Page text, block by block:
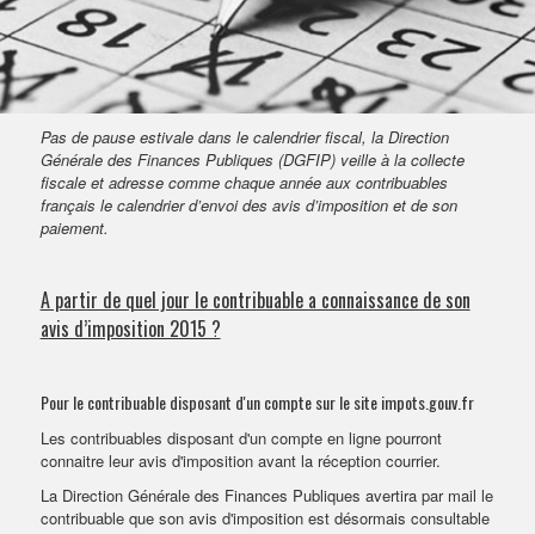
FAQ
VENDRE SON BIEN
Pas de pause estivale dans le calendrier fiscal, la Direction
Générale des Finances Publiques (DGFIP) veille à la collecte
fiscale et adresse comme chaque année aux contribuables
français le calendrier d’envoi des avis d’imposition et de son
paiement.
A partir de quel jour le contribuable a connaissance de son
avis d’imposition 2015 ?
Pour le contribuable disposant d'un compte sur le site impots.gouv.fr
Les contribuables disposant d'un compte en ligne pourront
connaitre leur avis d'imposition avant la réception courrier.
La Direction Générale des Finances Publiques avertira par mail le
contribuable que son avis d'imposition est désormais consultable